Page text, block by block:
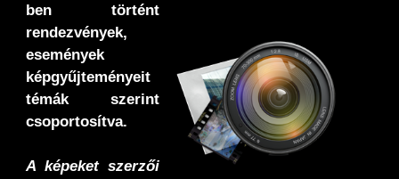
ben történt
rendezvények,
események
képgyűjteményeit
témák szerint
csoportosítva.
A képeket szerzői